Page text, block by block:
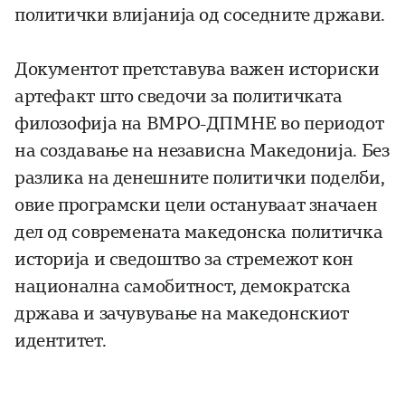
политички влијанија од соседните држави.
Документот претставува важен историски
артефакт што сведочи за политичката
филозофија на ВМРО-ДПМНЕ во периодот
на создавање на независна Македонија. Без
разлика на денешните политички поделби,
овие програмски цели остануваат значаен
дел од современата македонска политичка
историја и сведоштво за стремежот кон
национална самобитност, демократска
држава и зачувување на македонскиот
идентитет.